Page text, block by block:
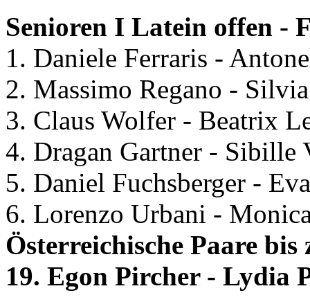
Senioren I Latein offen -
1. Daniele Ferraris -
2. Massimo Regano -
3. Claus Wolfer - Beatrix
4. Dragan Gartner - Sibille
5. Daniel Fuchsberger -
6. Lorenzo Urbani -
Österreichische Paare
19. Egon Pircher - Lydia